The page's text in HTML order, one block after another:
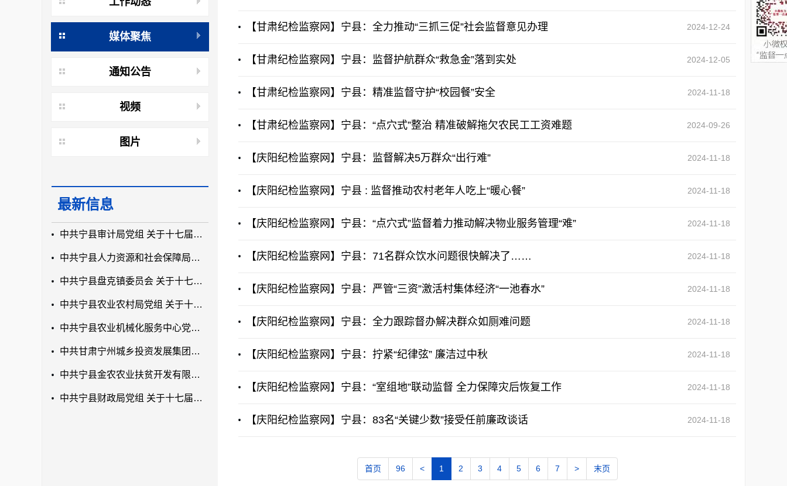
媒体聚焦
通知公告
视频
图片
最新信息
中共宁县审计局党组 关于十七届县委第七轮巡察反馈意见整改落实进展情况的通报
中共宁县人力资源和社会保障局党组 关于十七届县委第七轮巡察反馈意见整改落实进展情况的通报
中共宁县盘克镇委员会 关于十七届县委第七轮巡察反馈意见整改落实进展情况的通报
中共宁县农业农村局党组 关于十七届县委第七轮巡察反馈意见整改落实进展情况的通报
中共宁县农业机械化服务中心党支部 关于十七届县委第七轮巡察反馈意见整改落实进展情况的通报
中共甘肃宁州城乡投资发展集团有限公司党支部 关于十七届县委第七轮巡察反馈意见 整改落实进展情况的通报
中共宁县金农农业扶贫开发有限公司党支部 关于十七届县委第七轮巡察反馈意见整改 落实进展情况的通报
中共宁县财政局党组 关于十七届县委第七轮巡察反馈意见整改落实进展情况的通报
【甘肃纪检监察网】宁县：全力推动“三抓三促”社会监督意见办理 2024-12-24
【甘肃纪检监察网】宁县：监督护航群众“救急金”落到实处 2024-12-05
【甘肃纪检监察网】宁县：精准监督守护“校园餐”安全 2024-11-18
【甘肃纪检监察网】宁县：“点穴式”整治 精准破解拖欠农民工工资难题 2024-09-26
【庆阳纪检监察网】宁县：监督解决5万群众“出行难” 2024-11-18
【庆阳纪检监察网】宁县 : 监督推动农村老年人吃上“暖心餐” 2024-11-18
【庆阳纪检监察网】宁县：“点穴式”监督着力推动解决物业服务管理“难” 2024-11-18
【庆阳纪检监察网】宁县：71名群众饮水问题很快解决了…… 2024-11-18
【庆阳纪检监察网】宁县：严管“三资”激活村集体经济“一池春水” 2024-11-18
【庆阳纪检监察网】宁县：全力跟踪督办解决群众如厕难问题 2024-11-18
【庆阳纪检监察网】宁县：拧紧“纪律弦” 廉洁过中秋 2024-11-18
【庆阳纪检监察网】宁县：“室组地”联动监督 全力保障灾后恢复工作 2024-11-18
【庆阳纪检监察网】宁县：83名“关键少数”接受任前廉政谈话 2024-11-18
首页 96 < 1 2 3 4 5 6 7 > 末页